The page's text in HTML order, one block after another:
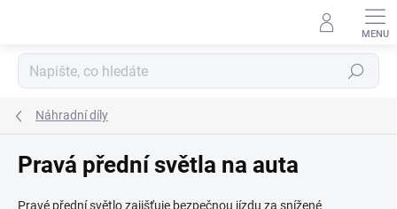
Hledat
Náhradní díly
Pravá přední světla na auta
Pravé přední světlo zajišťuje bezpečnou jízdu za snížené